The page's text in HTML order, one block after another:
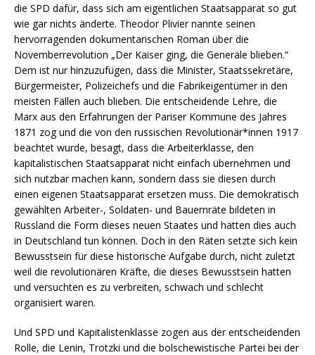
die SPD dafür, dass sich am eigentlichen Staatsapparat so gut
wie gar nichts änderte. Theodor Plivier nannte seinen
hervorragenden dokumentarischen Roman über die
Novemberrevolution „Der Kaiser ging, die Generäle blieben.“
Dem ist nur hinzuzufügen, dass die Minister, Staatssekretäre,
Bürgermeister, Polizeichefs und die Fabrikeigentümer in den
meisten Fällen auch blieben. Die entscheidende Lehre, die
Marx aus den Erfahrungen der Pariser Kommune des Jahres
1871 zog und die von den russischen Revolutionär*innen 1917
beachtet wurde, besagt, dass die Arbeiterklasse, den
kapitalistischen Staatsapparat nicht einfach übernehmen und
sich nutzbar machen kann, sondern dass sie diesen durch
einen eigenen Staatsapparat ersetzen muss. Die demokratisch
gewählten Arbeiter-, Soldaten- und Bauernräte bildeten in
Russland die Form dieses neuen Staates und hätten dies auch
in Deutschland tun können. Doch in den Räten setzte sich kein
Bewusstsein für diese historische Aufgabe durch, nicht zuletzt
weil die revolutionären Kräfte, die dieses Bewusstsein hatten
und versuchten es zu verbreiten, schwach und schlecht
organisiert waren.
Und SPD und Kapitalistenklasse zogen aus der entscheidenden
Rolle, die Lenin, Trotzki und die bolschewistische Partei bei der